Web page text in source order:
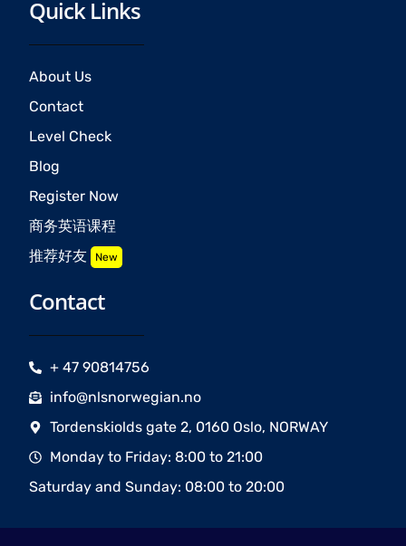
Quick Links
About Us
Contact
Level Check
Blog
Register Now
商务英语课程
推荐好友 New
Contact
+ 47 90814756
info@nlsnorwegian.no
Tordenskiolds gate 2, 0160 Oslo, NORWAY
Monday to Friday: 8:00 to 21:00
Saturday and Sunday: 08:00 to 20:00